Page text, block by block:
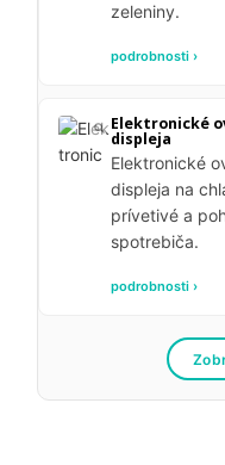
zeleniny.
podrobnosti ›
Elektronické
displeja
Elektronické
displeja na
prívetivé a
spotrebiča.
podrobnosti ›